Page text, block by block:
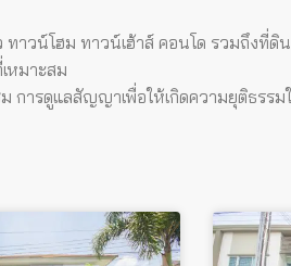
น์โฮม ทาวน์เฮ้าส์ คอนโด รวมถึงที่ดิน
หมาะสม
ารดูแลสัญญาเพื่อให้เกิดความยุติธรรม